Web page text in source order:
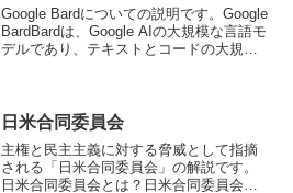
Google Bardについての説明です。Google
BardBardは、Google AIの大規模な言語モ
デルであり、テキストとコードの大規模
日米合同委員会
主権と民主主義に対する脅威として指摘
される「日米合同委員会」の解説です。
日米合同委員会とは？日米合同委員会